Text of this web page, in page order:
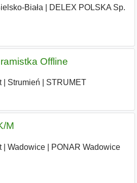
Biała
DELEX POLSKA Sp.
Offline
| Strumień STRUMET
M
| Wadowice|
PONAR Wadowice